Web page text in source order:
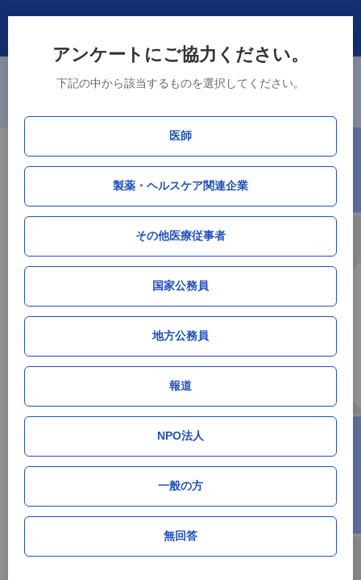
アンケートにご協力ください。
下記の中から該当するものを選択してください。
医師
製薬・ヘルスケア関連企業
その他医療従事者
国家公務員
地方公務員
報道
NPO法人
一般の方
無回答
庁所在地である津市、山口市、徳島市、佐賀市の4市を追加しました。
厚生労働省データ連携
HPV（子宮頸がん）ワクチン接種率データ
岩手県
サマリー（全世代）
単月接種率
2026年5月 13位
2026年6月 24.2% 0.7% 165人 13位
サマリー（高校一年生相当）
0.6%